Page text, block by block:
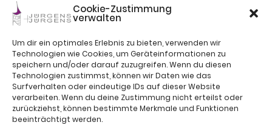
Cookie-Zustimmung
verwalten
Um dir ein optimales Erlebnis zu bieten, verwenden wir
Technologien wie Cookies, um Geräteinformationen zu
speichern und/oder darauf zuzugreifen. Wenn du diesen
Technologien zustimmst, können wir Daten wie das
Surfverhalten oder eindeutige IDs auf dieser Website
verarbeiten. Wenn du deine Zustimmung nicht erteilst oder
zurückziehst, können bestimmte Merkmale und Funktionen
beeinträchtigt werden.